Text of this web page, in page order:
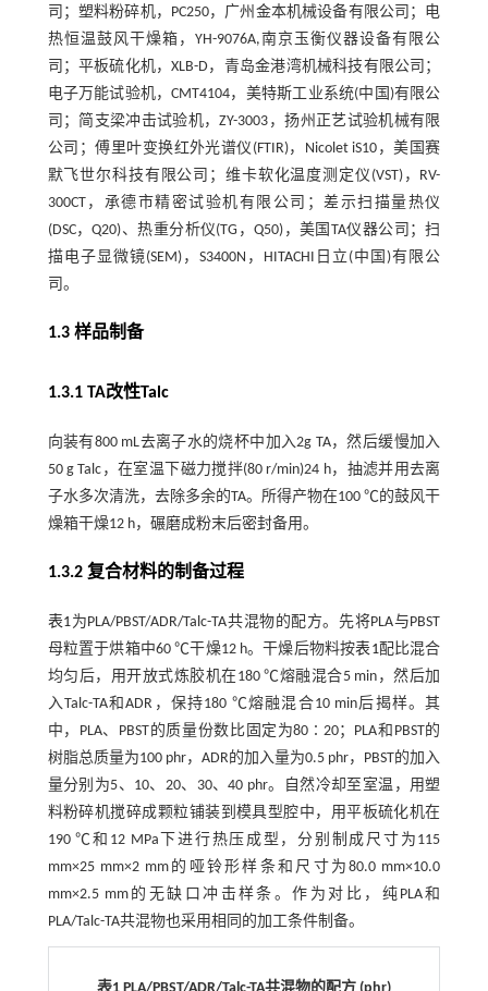
司；塑料粉碎机，PC250，广州金本机械设备有限公司；电
热恒温鼓风干燥箱，YH-9076A,南京玉衡仪器设备有限公
司；平板硫化机，XLB-D，青岛金港湾机械科技有限公司；
电子万能试验机，CMT4104，美特斯工业系统(中国)有限公
司；简支梁冲击试验机，ZY-3003，扬州正艺试验机械有限
公司；傅里叶变换红外光谱仪(FTIR)，Nicolet iS10，美国赛
默飞世尔科技有限公司；维卡软化温度测定仪(VST)，RV-
300CT，承德市精密试验机有限公司；差示扫描量热仪
(DSC，Q20)、热重分析仪(TG，Q50)，美国TA仪器公司；扫
描电子显微镜(SEM)，S3400N，HITACHI日立(中国)有限公
司。
1.3 样品制备
1.3.1 TA改性Talc
向装有800 mL去离子水的烧杯中加入2g TA，然后缓慢加入
50 g Talc，在室温下磁力搅拌(80 r/min)24 h，抽滤并用去离
子水多次清洗，去除多余的TA。所得产物在100 ℃的鼓风干
燥箱干燥12 h，碾磨成粉末后密封备用。
1.3.2 复合材料的制备过程
表1为PLA/PBST/ADR/Talc-TA共混物的配方。先将PLA与PBST
母粒置于烘箱中60 ℃干燥12 h。干燥后物料按表1配比混合
均匀后，用开放式炼胶机在180 ℃熔融混合5 min，然后加
入Talc-TA和ADR，保持180 ℃熔融混合10 min后揭样。其
中，PLA、PBST的质量份数比固定为80∶20；PLA和PBST的
树脂总质量为100 phr，ADR的加入量为0.5 phr，PBST的加入
量分别为5、10、20、30、40 phr。自然冷却至室温，用塑
料粉碎机搅碎成颗粒铺装到模具型腔中，用平板硫化机在
190 ℃和12 MPa下进行热压成型，分别制成尺寸为115
mm×25 mm×2 mm的哑铃形样条和尺寸为80.0 mm×10.0
mm×2.5 mm的无缺口冲击样条。作为对比，纯PLA和
PLA/Talc-TA共混物也采用相同的加工条件制备。